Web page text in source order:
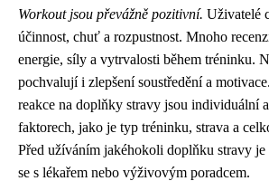
Workout jsou převážně pozitivní. Uživatelé
účinnost, chuť a rozpustnost. Mnoho
energie, síly a vytrvalosti během tréninku.
pochvalují i zlepšení soustředění a
reakce na doplňky stravy jsou individuální
faktorech, jako je typ tréninku, strava a
Před užíváním jakéhokoli doplňku stravy
se s lékařem nebo výživovým poradcem.